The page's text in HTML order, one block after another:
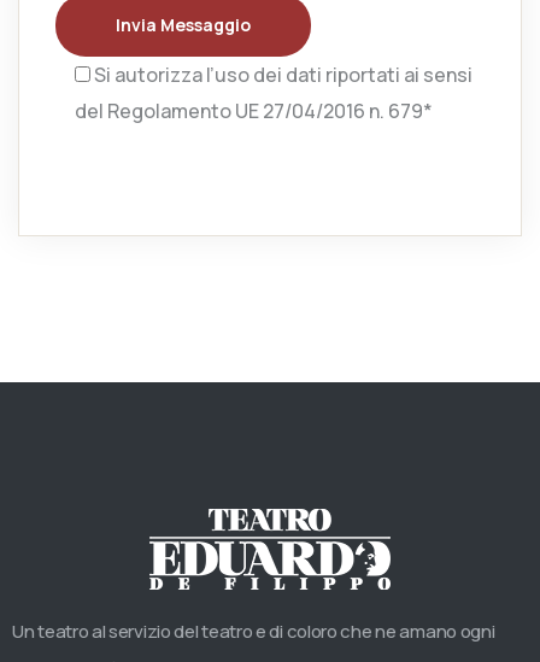
Invia Messaggio
Si autorizza l’uso dei dati riportati ai sensi
del Regolamento UE 27/04/2016 n. 679*
Un teatro al servizio del teatro e di coloro che ne amano ogni